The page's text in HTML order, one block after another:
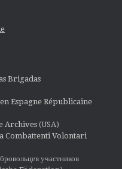
Brigadas
en Espagne Républicaine
Archives (USA)
Combattenti Volontari
участников